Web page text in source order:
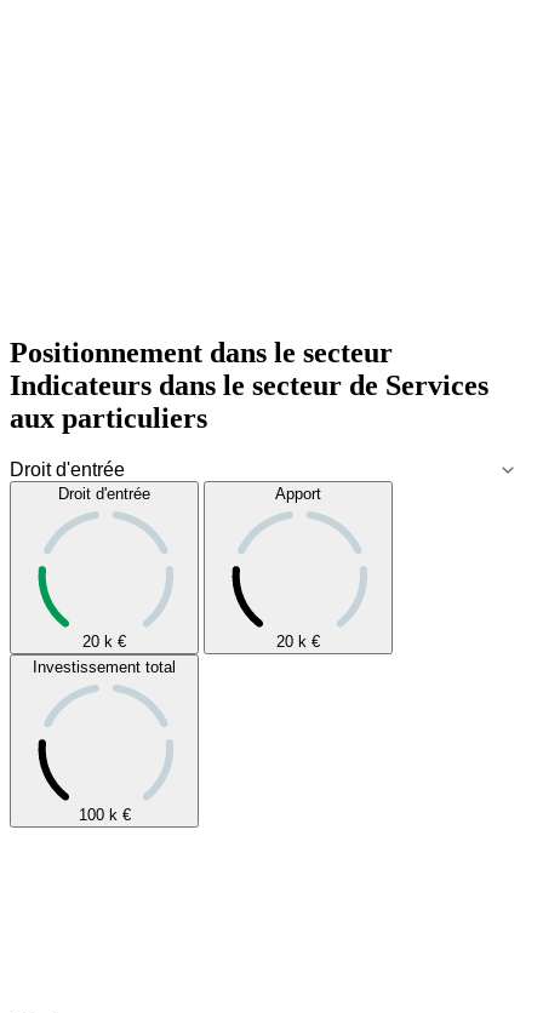
Positionnement dans le secteur
Indicateurs dans le secteur de Services
aux particuliers
Droit d'entrée
20 k €
Apport
20 k €
Investissement total
100 k €